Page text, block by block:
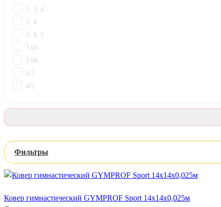
1, 3, 4
3, 4
3, 4, 5
3.66
3.66
4/5
4/5
Фильтры
Ковер гимнастический GYMPROF Sport 14х14х0,025м